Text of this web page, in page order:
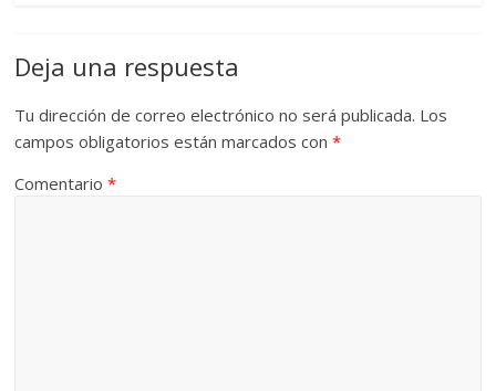
Deja una respuesta
Tu dirección de correo electrónico no será publicada. Los
campos obligatorios están marcados con*
Comentario*